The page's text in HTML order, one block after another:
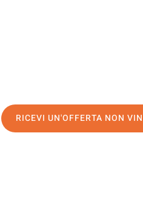
RICEVI UN'OFFERTA NON